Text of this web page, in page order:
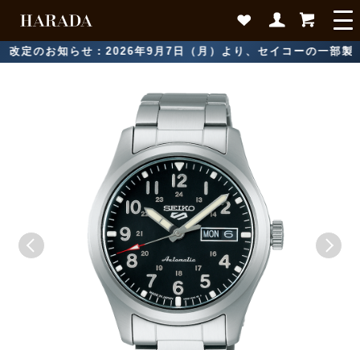
のお知らせ：2026年9月7日（月）より、セイコーの一部製品に